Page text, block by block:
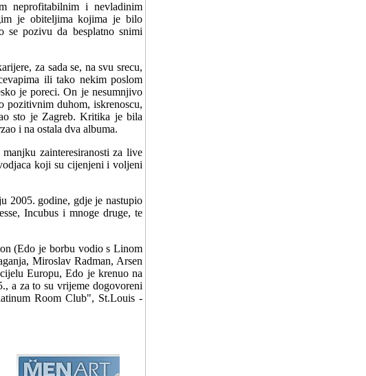
neprofitabilnim i nevladinim
je obiteljima kojima je bilo
se pozivu da besplatno snimi
za sada se, na svu srecu,
ili tako nekim poslom
je poreci. On je nesumnjivo
pozitivnim duhom, iskrenoscu,
sto je Zagreb. Kritika je bila
i na ostala dva albuma.
zainteresiranosti za live
koji su cijenjeni i voljeni
2005. godine, gdje je nastupio
Incubus i mnoge druge, te
(Edo je borbu vodio s Linom
Miroslav Radman, Arsen
Europu, Edo je krenuo na
a za to su vrijeme dogovoreni
Room Club", St.Louis -